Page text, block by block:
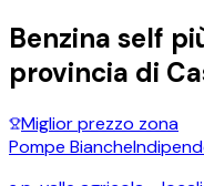
Benzina self
provincia di
Miglior prezzo zona
Pompe Bianche